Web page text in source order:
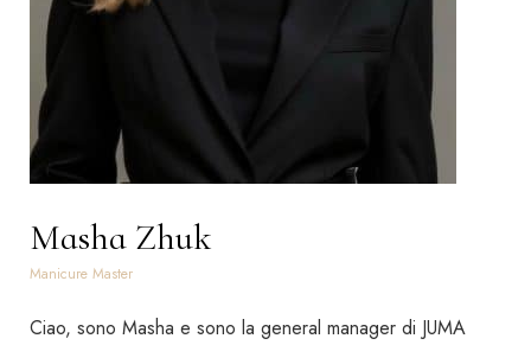
Masha Zhuk
Manicure Master
Ciao, sono Masha e sono la general manager di JUMA